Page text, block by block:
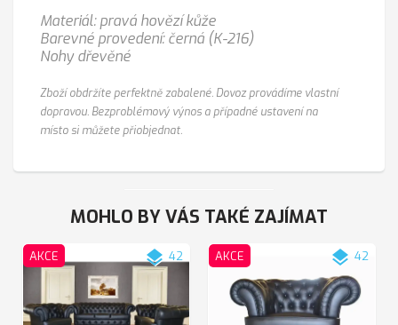
Materiál: pravá hovězí kůže
Barevné provedení: černá (K-216)
Nohy dřevěné
Zboží obdržíte perfektně zabalené. Dovoz provádíme vlastní
dopravou. Bezproblémový výnos a případné ustavení na
místo si můžete přiobjednat.
MOHLO BY VÁS TAKÉ ZAJÍMAT
AKCE layers 42 AKCE layers 42